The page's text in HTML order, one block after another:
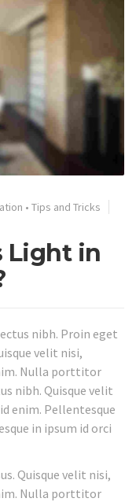
• Tips and Tricks
Light in
nibh. Proin eget
velit nisi,
Nulla porttitor
nibh. Quisque velit
enim. Pellentesque
in ipsum id orci
Quisque velit nisi,
Nulla porttitor